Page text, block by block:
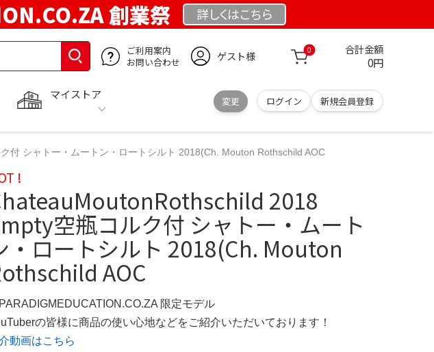
創業祭 詳しくはこちら
ご利用案内
お問い合わせ
ゲスト様 0 合計金額
0円
マイストア
変更 ログイン 新規会員登録
付 シャトー・ムートン・ロートシルト 2018(Ch. Mouton Rothschild AOC
!
2018
空瓶コルク付 シャトー・ムート
・ロートシルト 2018(Ch. Mouton
AOC
限定モデル
の皆様に商品の使い心地などをご紹介いただいております！
動画はこちら